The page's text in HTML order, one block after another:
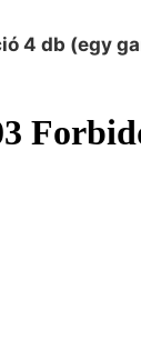
4 db (egy